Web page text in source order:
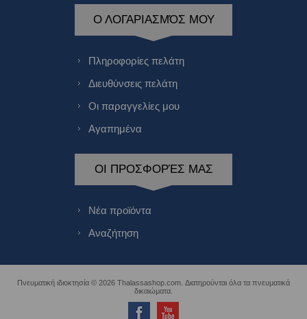
Ο ΛΟΓΑΡΙΑΣΜΌΣ ΜΟΥ
Πληροφορίες πελάτη
Διευθύνσεις πελάτη
Οι παραγγελίες μου
Αγαπημένα
ΟΙ ΠΡΟΣΦΟΡΈΣ ΜΑΣ
Νέα προϊόντα
Αναζήτηση
Πνευματική ιδιοκτησία © 2026 Thalassashop.com. Διατηρούνται όλα τα πνευματικά
δικαιώματα.